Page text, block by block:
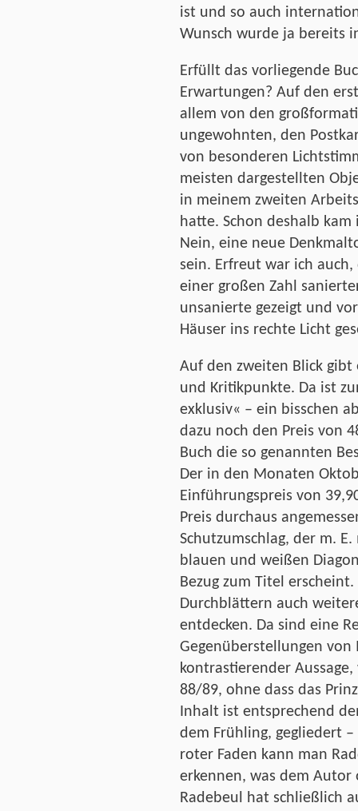
ist und so auch
Wunsch wurde ja bereits
Erfüllt das vorliegende
Erwartungen? Auf den
allem von den
ungewohnten, den
von besonderen
meisten dargestellten
in meinem zweiten
hatte. Schon deshalb
Nein, eine neue
sein. Erfreut war ich
einer großen Zahl
unsanierte gezeigt und
Häuser ins rechte Licht
Auf den zweiten Blick gibt
und Kritikpunkte. Da ist
exklusiv« – ein bisschen
dazu noch den Preis von
Buch die so genannten
Der in den Monaten
Einführungspreis von
Preis durchaus
Schutzumschlag, der m.
blauen und weißen
Bezug zum Titel
Durchblättern auch
entdecken. Da sind eine
Gegenüberstellungen
kontrastierender
88/89, ohne dass das
Inhalt ist entsprechend
dem Frühling, gegliedert
roter Faden kann man
erkennen, was dem Autor
Radebeul hat schließlich